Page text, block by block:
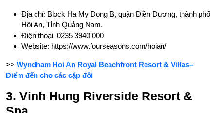
Địa chỉ: Block Ha My Dong B, quận Điền Dương, thành phố
Hội An, Tỉnh Quảng Nam.
Điện thoại: 0235 3940 000
Website: https://www.fourseasons.com/hoian/
>> Wyndham Hoi An Royal Beachfront Resort & Villas–
Điểm đến cho các cặp đôi
3. Vinh Hung Riverside Resort &